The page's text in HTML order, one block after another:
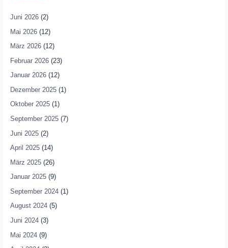
Juni 2026(2)
Mai 2026(12)
März 2026(12)
Februar 2026(23)
Januar 2026(12)
Dezember 2025(1)
Oktober 2025(1)
September 2025(7)
Juni 2025(2)
April 2025(14)
März 2025(26)
Januar 2025(9)
September 2024(1)
August 2024(5)
Juni 2024(3)
Mai 2024(9)